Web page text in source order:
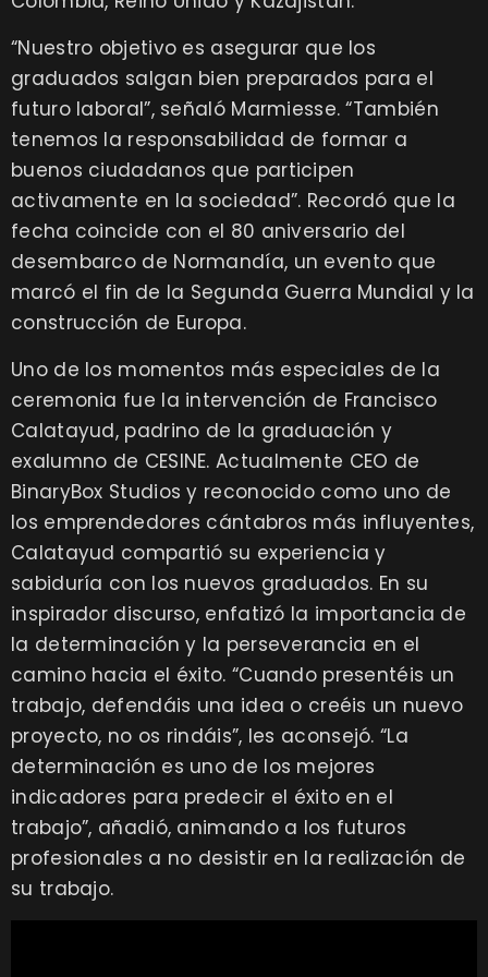
“Nuestro objetivo es asegurar que los
graduados salgan bien preparados para el
futuro laboral”, señaló Marmiesse. “También
tenemos la responsabilidad de formar a
buenos ciudadanos que participen
activamente en la sociedad”. Recordó que la
fecha coincide con el 80 aniversario del
desembarco de Normandía, un evento que
marcó el fin de la Segunda Guerra Mundial y la
construcción de Europa.
Uno de los momentos más especiales de la
ceremonia fue la intervención de Francisco
Calatayud, padrino de la graduación y
exalumno de CESINE. Actualmente CEO de
BinaryBox Studios y reconocido como uno de
los emprendedores cántabros más influyentes,
Calatayud compartió su experiencia y
sabiduría con los nuevos graduados. En su
inspirador discurso, enfatizó la importancia de
la determinación y la perseverancia en el
camino hacia el éxito. “Cuando presentéis un
trabajo, defendáis una idea o creéis un nuevo
proyecto, no os rindáis”, les aconsejó. “La
determinación es uno de los mejores
indicadores para predecir el éxito en el
trabajo”, añadió, animando a los futuros
profesionales a no desistir en la realización de
su trabajo.